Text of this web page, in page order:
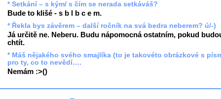
* Setkání – s kým/ s čím se nerada setkáváš?
Bude to klišé - s b l b c e m.
* Řekla bys závěrem – další ročník na svá bedra neberem? ú/-)
Já určitě ne. Neberu. Budu nápomocná ostatním, pokud
chtít.
* Máš nějakého svého smajlíka (to je takovéto obrázkové s
pro ty, co to nevědí….
Nemám :>()